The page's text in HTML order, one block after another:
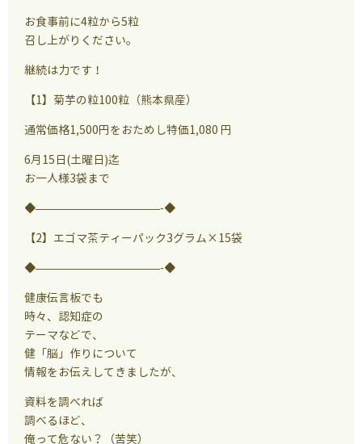
お食事前に4粒から5粒
召し上がりください。
継続は力です！
【1】菊芋の粒100粒（熊本県産）
通常価格1,500円をおためし特価1,080 円
6月15日(土曜日)迄
お一人様3袋まで
◆———————————-◆
【2】エゴマ茶ティーパック3グラム×15袋
◆———————————-◆
健康伝言板でも
時々、認知症の
テーマなどで、
健「脳」作りについて
情報をお伝えしてきましたが、
資料を調べれば
調べるほど、
俺って危ない？（苦笑）